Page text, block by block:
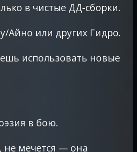
в чистые ДД-сборки.
Айно или других Гидро.
использовать новые
в бою.
не мечется — она